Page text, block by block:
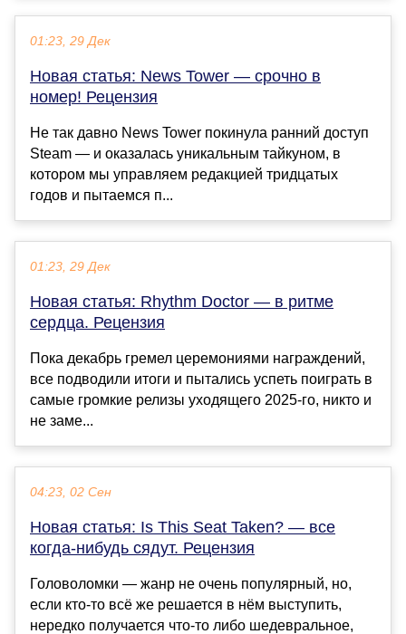
01:23, 29 Дек
Новая статья: News Tower — срочно в
номер! Рецензия
Не так давно News Tower покинула ранний доступ
Steam — и оказалась уникальным тайкуном, в
котором мы управляем редакцией тридцатых
годов и пытаемся п...
01:23, 29 Дек
Новая статья: Rhythm Doctor — в ритме
сердца. Рецензия
Пока декабрь гремел церемониями награждений,
все подводили итоги и пытались успеть поиграть в
самые громкие релизы уходящего 2025-го, никто и
не заме...
04:23, 02 Сен
Новая статья: Is This Seat Taken? — все
когда-нибудь сядут. Рецензия
Головоломки — жанр не очень популярный, но,
если кто-то всё же решается в нём выступить,
нередко получается что-то либо шедевральное,